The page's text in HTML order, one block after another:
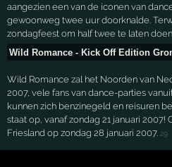
aangezien een van de iconen van
gewoonweg twee uur doorknalde.
zondagfeest om half twee te laten
Wild Romance - Kick Off Edition
Wild Romance zal het Noorden van
2007, vele fans van dance-parties
kunnen zich benzinegeld en reisuren
staat op, vanaf zondag 21 januari
Friesland op zondag 28 januari 2007. 29